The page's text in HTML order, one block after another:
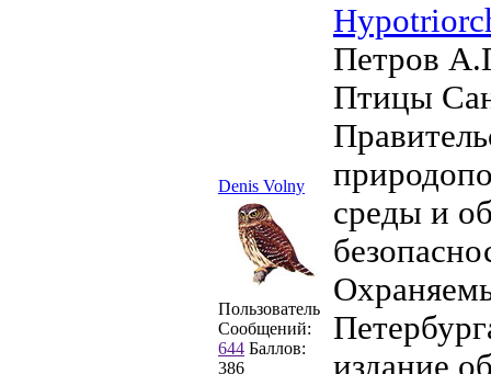
Denis Volny
Пользователь
Сообщений:
644 Баллов:
386
Петров
Птицы
среды и
издание